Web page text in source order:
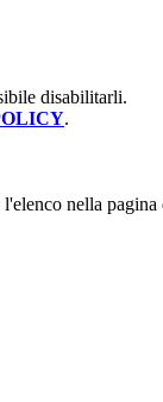
disabilitarli.
.
nella